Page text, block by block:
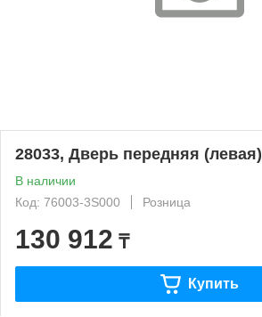
28033, Дверь передняя (левая)
В наличии
Код: 76003-3S000
Розница
130 912 ₸
Купить